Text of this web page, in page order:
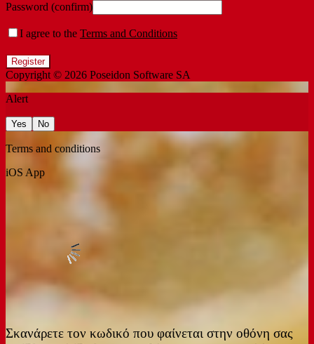
Password (confirm)
I agree to the Terms and Conditions
Register
Copyright © 2026 Poseidon Software SA
Alert
Yes No
Terms and conditions
iOS App
Σκανάρετε τον κωδικό που φαίνεται στην οθόνη σας